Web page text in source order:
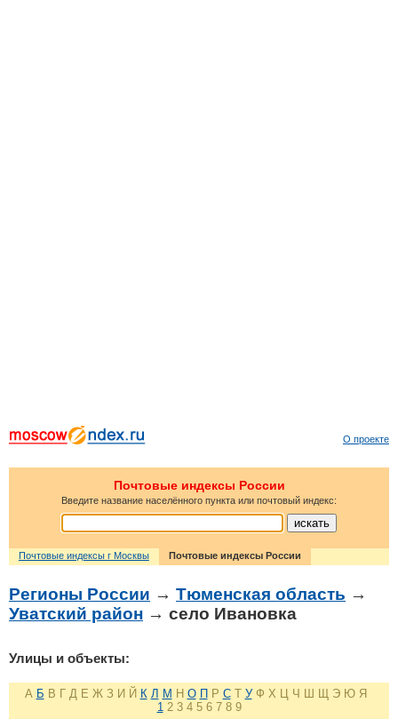
О проекте
Почтовые индексы России
Введите название населённого пункта или почтовый индекс:
Почтовые индексы г Москвы Почтовые индексы России
Регионы России → Тюменская область →
Уватский район → село Ивановка
Улицы и объекты:
А Б В Г Д Е Ж З И Й К Л М Н О П Р С Т У Ф Х Ц Ч Ш Щ Э Ю Я
1 2 3 4 5 6 7 8 9